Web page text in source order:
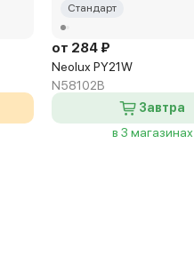
Стандарт
от 284 ₽
Neolux PY21W
N58102B
Завтра
в 3 магазинах